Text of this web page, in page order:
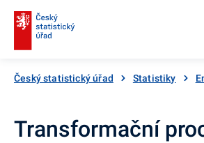
Český statistický úřad Statistiky
Transformační